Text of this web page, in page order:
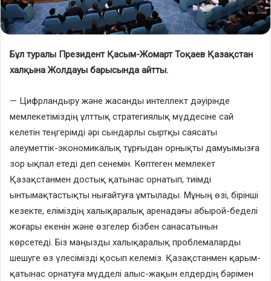
Бұл туралы Президент Қасым-Жомарт Тоқаев Қазақстан
халқына Жолдауы барысында айтты.
— Цифрландыру және жасанды интеллект дәуірінде
мемлекетіміздің ұлттық стратегиялық мүддесіне сай
келетін теңгерімді әрі сындарлы сыртқы саясаты
әлеуметтік-экономикалық тұрғыдан орнықты дамуымызға
зор ықпал етеді деп сенемін. Көптеген мемлекет
Қазақстанмен достық қатынас орнатып, тиімді
ынтымақтастықты нығайтуға ұмтылады. Мұның өзі, бірінші
кезекте, еліміздің халықаралық аренадағы абырой-беделі
жоғары екенін және өзгелер бізбен санасатынын
көрсетеді. Біз маңызды халықаралық проблемаларды
шешуге өз үлесімізді қосып келеміз. Қазақстанмен қарым-
қатынас орнатуға мүдделі алыс-жақын елдердің бәрімен